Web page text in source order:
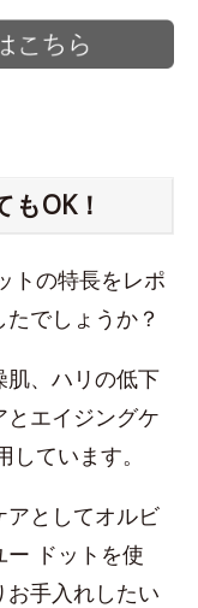
OK！
トの特長をレポ
でしょうか？
肌、ハリの低下
とエイジングケ
ています。
アとしてオルビ
ー ドットを使
お手入れしたい